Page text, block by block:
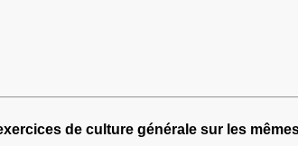
de culture générale sur les